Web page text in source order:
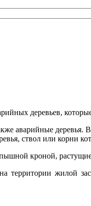
деревьев,
аварийные
ствол или корни
кроной,
территории жилой